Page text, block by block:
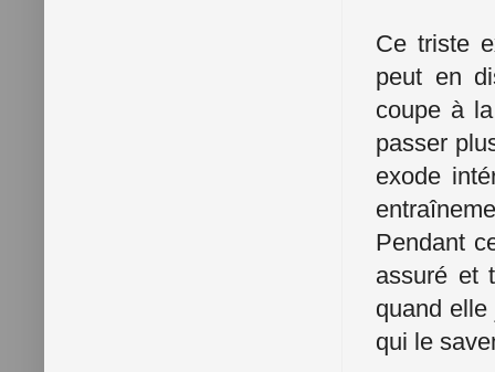
Ce triste
peut en
coupe à
passer
exode
Pendant
assuré et
quand
qui le